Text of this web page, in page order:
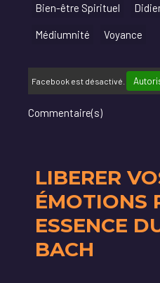
Bien-être Spirituel
Médiumnité Voyance
Facebook est désactivé.
Commentaire(s)
LIBERER
ÉMOTIONS
ESSENCE
BACH